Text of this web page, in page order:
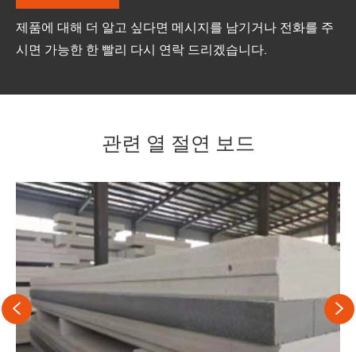
제품에 대해 더 알고 싶다면 메시지를 남기거나 전화를 주
시면 가능한 한 빨리 다시 연락 드리겠습니다.
관련 열 절연 보드
 